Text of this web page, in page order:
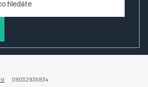
09032936834